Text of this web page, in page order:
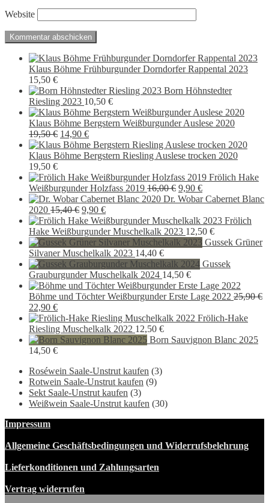
Website
Klaus Böhme Frühburgunder Dorndorfer Rappental 2023
15,50 €
Born Höhnstedter
Riesling 2023 10,50 €
Klaus Böhme Bergstern Weißburgunder Auslese 2020
19,50€ Ursprünglicher
Preis
war:
14,90 €Aktueller
Preis
ist:
Klaus Böhme Bergstern Riesling Auslese trocken 2020
19,50 €
Frölich Hake
Weißburgunder Holzfass 2019 16,00€ Ursprünglicher
Preis
16,00 €
9,90 €Aktueller
Preis
9,90 €.
Dr. Wobar Cabernet Blanc
2020 15,40€ Ursprünglicher
Preis
war:
15,40 €
9,90 €Aktueller
Preis
ist:
9,90 €.
Frölich
Hake Weißburgunder Muschelkalk 2023 12,50 €
Gussek Grüner
Silvaner Muschelkalk 2023 14,40 €
Gussek
Grauburgunder Muschelkalk 2024 14,50 €
Böhme und Töchter Weißburgunder Erste Lage 2022 25,90€
Ursprünglicher
Preis
war:
25,90 €
22,90 €Aktueller
Preis
ist:
22,90 €.
Frölich-Hake
Riesling Muschelkalk 2022 12,50 €
Born Sauvignon Blanc 2025
14,50 €
Roséwein Saale-Unstrut kaufen (3)
Rotwein Saale-Unstrut kaufen (9)
Sekt Saale-Unstrut kaufen (3)
Weißwein Saale-Unstrut kaufen (30)
Impressum
Allgemeine Geschäftsbedingungen und Widerrufsbelehrung
Lieferkonditionen und Zahlungsarten
Vertrag widerrufen